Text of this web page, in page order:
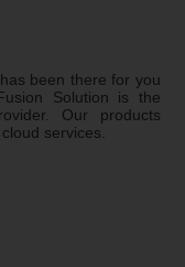
been there for you
Solution is the
Our products
services.